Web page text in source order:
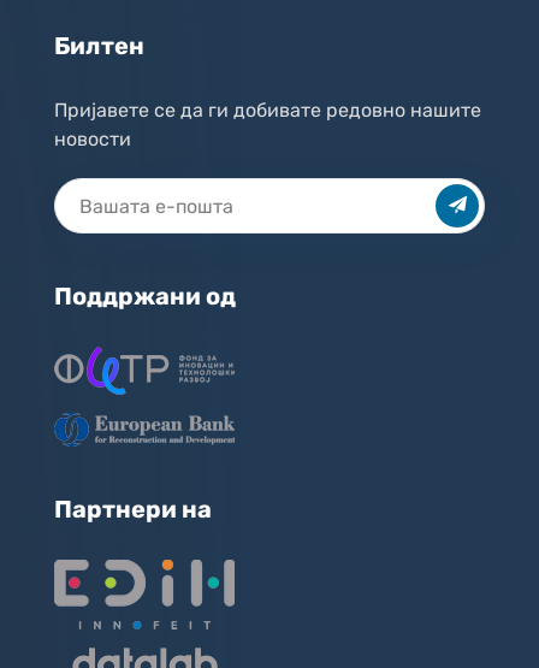
Билтен
Пријавете се да ги добивате редовно нашите
новости
Поддржани од
Партнери на